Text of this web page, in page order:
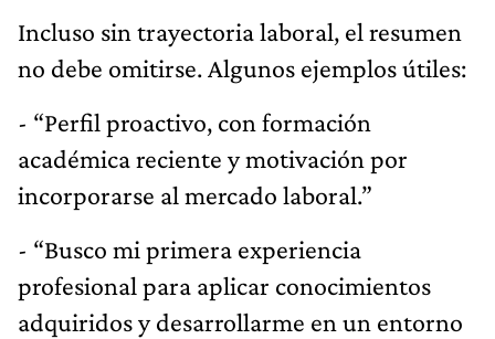
Incluso sin trayectoria laboral, el resumen
no debe omitirse. Algunos ejemplos útiles:
- “Perfil proactivo, con formación
académica reciente y motivación por
incorporarse al mercado laboral.”
- “Busco mi primera experiencia
profesional para aplicar conocimientos
adquiridos y desarrollarme en un entorno